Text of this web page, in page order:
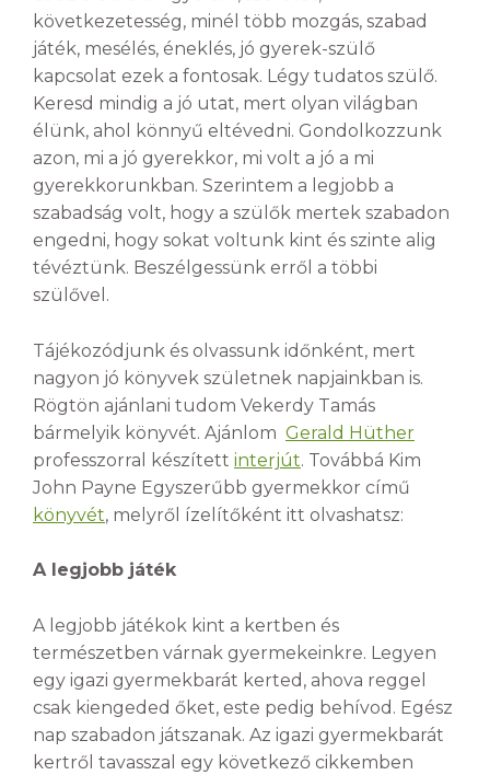
következetesség, minél több mozgás, szabad
játék, mesélés, éneklés, jó gyerek-szülő
kapcsolat ezek a fontosak. Légy tudatos szülő.
Keresd mindig a jó utat, mert olyan világban
élünk, ahol könnyű eltévedni. Gondolkozzunk
azon, mi a jó gyerekkor, mi volt a jó a mi
gyerekkorunkban. Szerintem a legjobb a
szabadság volt, hogy a szülők mertek szabadon
engedni, hogy sokat voltunk kint és szinte alig
tévéztünk. Beszélgessünk erről a többi
szülővel.
Tájékozódjunk és olvassunk időnként, mert
nagyon jó könyvek születnek napjainkban is.
Rögtön ajánlani tudom Vekerdy Tamás
bármelyik könyvét. Ajánlom Gerald Hüther
professzorral készített interjút. Továbbá Kim
John Payne Egyszerűbb gyermekkor című
könyvét, melyről ízelítőként itt olvashatsz:
A legjobb játék
A legjobb játékok kint a kertben és
természetben várnak gyermekeinkre. Legyen
egy igazi gyermekbarát kerted, ahova reggel
csak kiengeded őket, este pedig behívod. Egész
nap szabadon játszanak. Az igazi gyermekbarát
kertről tavasszal egy következő cikkemben